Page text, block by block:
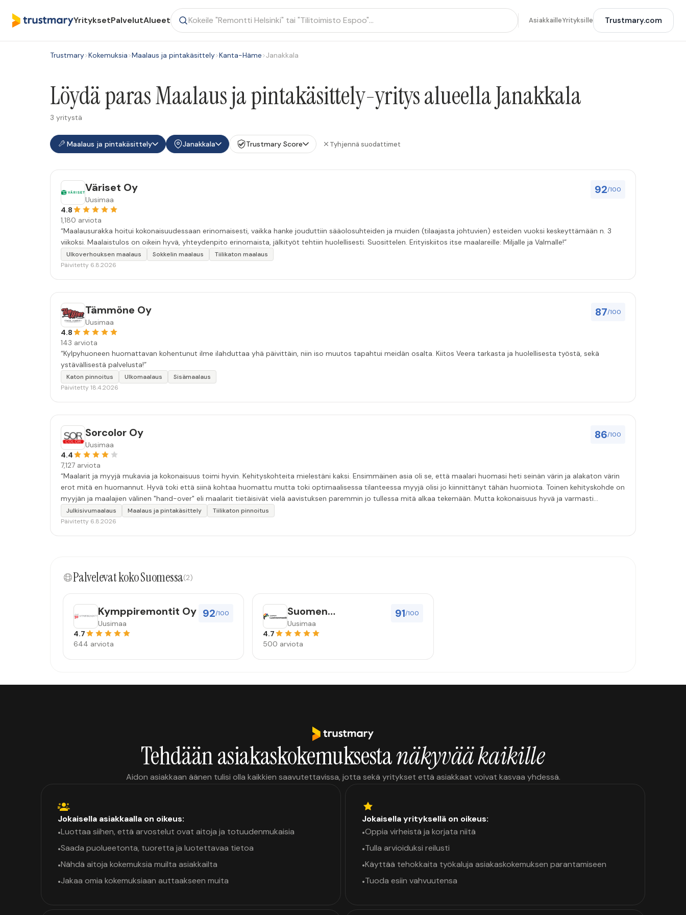
YrityksetPalvelutAlueet AsiakkailleYrityksille Trustmary.com
Trustmary>Kokemuksia>Maalaus ja pintakäsittely>Kanta-Häme>Janakkala
Löydä paras Maalaus ja pintakäsittely-yritys alueella Janakkala
3 yritystä
Maalaus ja pintakäsittely Janakkala Trustmary Score Tyhjennä suodattimet
92/100
Väriset Oy
Uusimaa
4.8
1,180 arviota
“Maalausurakka hoitui kokonaisuudessaan erinomaisesti, vaikka hanke jouduttiin sääolosuhteiden ja muiden (tilaajasta johtuvien) esteiden vuoksi keskeyttämään n. 3
viikoksi. Maalaistulos on oikein hyvä, yhteydenpito erinomaista, jälkityöt tehtiin huolellisesti. Suosittelen. Erityiskiitos itse maalareille: Miljalle ja Valmalle!”
Ulkoverhouksen maalaus Sokkelin maalaus
Tiilikaton maalaus
Päivitetty 6.8.2026
87/100
Tämmöne Oy
Uusimaa
4.8
143 arviota
“Kylpyhuoneen huomattavan kohentunut ilme ilahduttaa yhä päivittäin, niin iso muutos tapahtui meidän osalta. Kiitos Veera tarkasta ja huolellisesta työstä, sekä
ystävällisestä palvelusta!”
Katon pinnoitus Ulkomaalaus
Sisämaalaus
Päivitetty 18.4.2026
86/100
Sorcolor Oy
Uusimaa
4.4
7,127 arviota
“Maalarit ja myyjä mukavia ja kokonaisuus toimi hyvin. Kehityskohteita mielestäni kaksi. Ensimmäinen asia oli se, että maalari huomasi heti seinän värin ja alakaton värin
erot mitä en huomannut. Hyvä toki että siinä kohtaa huomattu mutta toki optimaalisessa tilanteessa myyjä olisi jo kiinnittänyt tähän huomiota. Toinen kehityskohde on
myyjän ja maalajien välinen "hand-over" eli maalarit tietäisivät vielä aavistuksen paremmin jo tullessa mitä alkaa tekemään. Mutta kokonaisuus hyvä ja varmasti
tulevaisuudessakin mahdollisuus että palveluita käytän”
Julkisivumaalaus Maalaus ja pintakäsittely
Tiilikaton pinnoitus
Päivitetty 6.8.2026
Palvelevat koko Suomessa(2)
92/100
Kymppiremontit Oy
Uusimaa
4.7
644 arviota
91/100
Suomen
Luonnonmaalit Oy
Uusimaa
4.7
500 arviota
Tehdään asiakaskokemuksestanäkyvää kaikille
Aidon asiakkaan äänen tulisi olla kaikkien saavutettavissa, jotta sekä yritykset että asiakkaat voivat kasvaa yhdessä.
Jokaisella asiakkaalla on oikeus:
•Luottaa siihen, että arvostelut ovat aitoja ja totuudenmukaisia
•Saada puolueetonta, tuoretta ja luotettavaa tietoa
•Nähdä aitoja kokemuksia muilta asiakkailta
•Jakaa omia kokemuksiaan auttaakseen muita
Jokaisella yrityksellä on oikeus:
•Oppia virheistä ja korjata niitä
•Tulla arvioiduksi reilusti
•Käyttää tehokkaita työkaluja asiakaskokemuksen parantamiseen
•Tuoda esiin vahvuutensa